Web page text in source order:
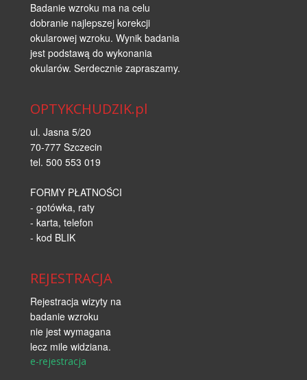
Badanie wzroku ma na celu
dobranie najlepszej korekcji
okularowej wzroku. Wynik badania
jest podstawą do wykonania
okularów. Serdecznie zapraszamy.
OPTYKCHUDZIK.pl
ul. Jasna 5/20
70-777 Szczecin
tel. 500 553 019
FORMY PŁATNOŚCI
- gotówka, raty
- karta, telefon
- kod BLIK
REJESTRACJA
Rejestracja wizyty na
badanie wzroku
nie jest wymagana
lecz mile widziana.
e-rejestracja